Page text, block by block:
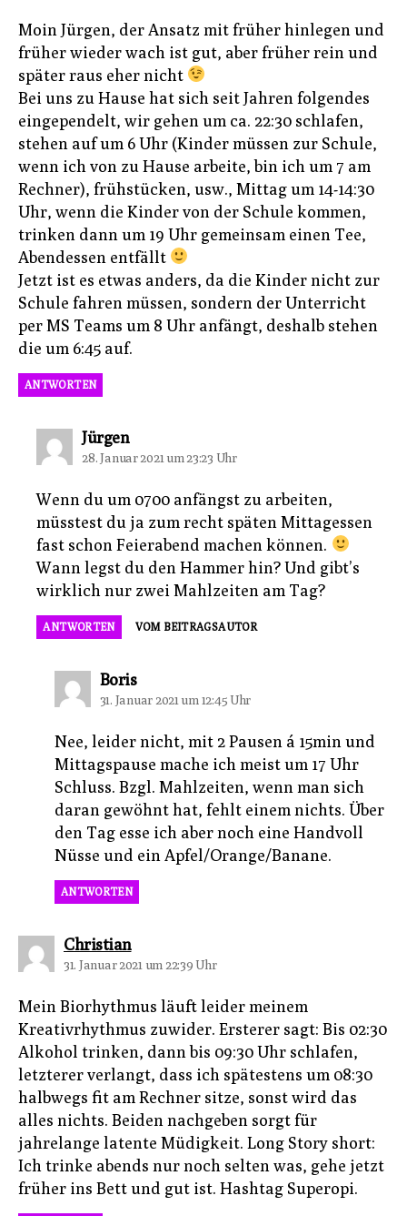
Moin Jürgen, der Ansatz mit früher hinlegen und
früher wieder wach ist gut, aber früher rein und
später raus eher nicht
Bei uns zu Hause hat sich seit Jahren folgendes
eingependelt, wir gehen um ca. 22:30 schlafen,
stehen auf um 6 Uhr (Kinder müssen zur Schule,
wenn ich von zu Hause arbeite, bin ich um 7 am
Rechner), frühstücken, usw., Mittag um 14-14:30
Uhr, wenn die Kinder von der Schule kommen,
trinken dann um 19 Uhr gemeinsam einen Tee,
Abendessen entfällt
Jetzt ist es etwas anders, da die Kinder nicht zur
Schule fahren müssen, sondern der Unterricht
per MS Teams um 8 Uhr anfängt, deshalb stehen
die um 6:45 auf.
ANTWORTEN
Jürgensagt:
28. Januar 2021 um 23:23 Uhr
Wenn du um 0700 anfängst zu arbeiten,
müsstest du ja zum recht späten Mittagessen
fast schon Feierabend machen können.
Wann legst du den Hammer hin? Und gibt’s
wirklich nur zwei Mahlzeiten am Tag?
ANTWORTEN VOM BEITRAGSAUTOR
Borissagt:
31. Januar 2021 um 12:45 Uhr
Nee, leider nicht, mit 2 Pausen á 15min und
Mittagspause mache ich meist um 17 Uhr
Schluss. Bzgl. Mahlzeiten, wenn man sich
daran gewöhnt hat, fehlt einem nichts. Über
den Tag esse ich aber noch eine Handvoll
Nüsse und ein Apfel/Orange/Banane.
ANTWORTEN
Christiansagt:
31. Januar 2021 um 22:39 Uhr
Mein Biorhythmus läuft leider meinem
Kreativrhythmus zuwider. Ersterer sagt: Bis 02:30
Alkohol trinken, dann bis 09:30 Uhr schlafen,
letzterer verlangt, dass ich spätestens um 08:30
halbwegs fit am Rechner sitze, sonst wird das
alles nichts. Beiden nachgeben sorgt für
jahrelange latente Müdigkeit. Long Story short:
Ich trinke abends nur noch selten was, gehe jetzt
früher ins Bett und gut ist. Hashtag Superopi.